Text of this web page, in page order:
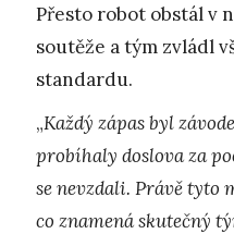
Přesto robot obstál v
soutěže a tým zvládl
standardu.
„Každý zápas byl
probíhaly doslova za
se nevzdali. Právě tyto
co znamená skutečný